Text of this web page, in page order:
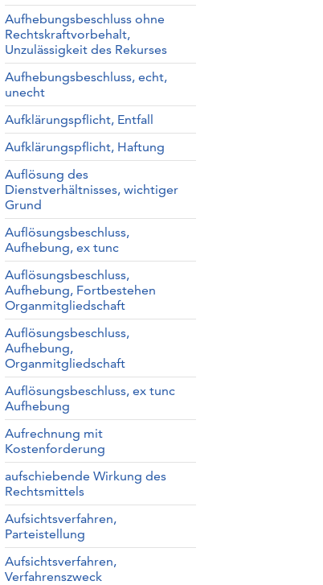
Aufhebungsbeschluss ohne
Rechtskraftvorbehalt,
Unzulässigkeit des Rekurses
Aufhebungsbeschluss, echt,
unecht
Aufklärungspflicht, Entfall
Aufklärungspflicht, Haftung
Auflösung des
Dienstverhältnisses, wichtiger
Grund
Auflösungsbeschluss,
Aufhebung, ex tunc
Auflösungsbeschluss,
Aufhebung, Fortbestehen
Organmitgliedschaft
Auflösungsbeschluss,
Aufhebung,
Organmitgliedschaft
Auflösungsbeschluss, ex tunc
Aufhebung
Aufrechnung mit
Kostenforderung
aufschiebende Wirkung des
Rechtsmittels
Aufsichtsverfahren,
Parteistellung
Aufsichtsverfahren,
Verfahrenszweck